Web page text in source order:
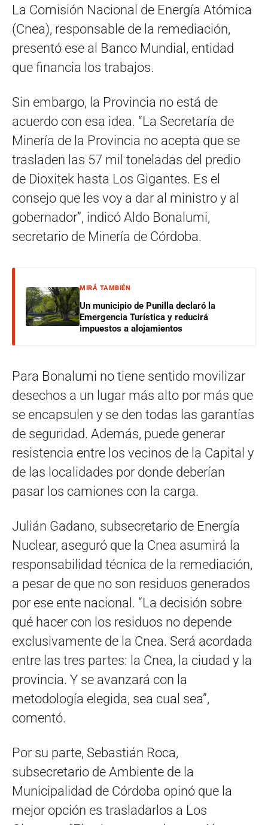
La Comisión Nacional de Energía Atómica
(Cnea), responsable de la remediación,
presentó ese al ­Banco Mundial, entidad
que financia los trabajos.
Sin embargo, la Provincia no está de
acuerdo con esa idea. “La Secretaría de
Minería de la Provincia no acepta que se
trasladen las 57 mil toneladas del predio
de Dioxitek hasta Los Gigantes. Es el
consejo que les voy a dar al ministro y al
gobernador”, indicó Aldo Bonalumi,
secretario de Minería de Córdoba.
MIRÁ TAMBIÉN
Un municipio de Punilla declaró la
Emergencia Turística y reducirá
impuestos a alojamientos
Para Bonalumi no tiene sentido movilizar
desechos a un lugar más alto por más que
se encapsulen y se den todas las garantías
de seguridad. Además, puede generar
resistencia entre los vecinos de la Capital y
de las localidades por donde deberían
pasar los camiones con la carga.
Julián Gadano, subsecretario de Energía
Nuclear, aseguró que la Cnea asumirá la
responsabilidad técnica de la remediación,
a pesar de que no son residuos generados
por ese ente nacional. “La decisión sobre
qué hacer con los residuos no depende
exclusivamente de la Cnea. Será acordada
entre las tres partes: la Cnea, la ciudad y la
provincia. Y se avanzará con la
metodología elegida, sea cual sea”,
comentó.
Por su parte, Sebastián Roca,
subsecretario de Ambiente de la
Municipalidad de Córdoba opinó que la
mejor opción es trasladarlos a Los